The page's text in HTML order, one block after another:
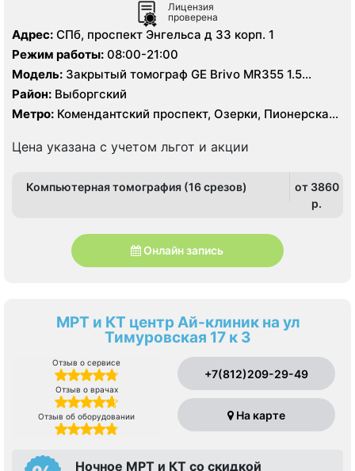
Лицензия
проверена
Адрес: СПб, проспект Энгельса д 33 корп. 1
Режим работы: 08:00-21:00
Модель: Закрытый томограф GE Brivo MR355 1.5
Тесла, КТ GЕ Healthcare Brightspeed 16 срезов, УЗИ
экспертного класса
Район: Выборгский
Метро: Комендантский проспект, Озерки, Пионерская,
Цена указана с учетом льгот и акции
Компьютерная томография (16 срезов)
от 3860
p.
Онлайн запись
МРТ и КТ центр Ай-клиник на ул
Тимуровская 17 к 3
Отзыв о сервисе
Отзыв о врачах
Отзыв об оборудовании
+7(812)209-29-49
На карте
Ночное МРТ и КТ со скидкой